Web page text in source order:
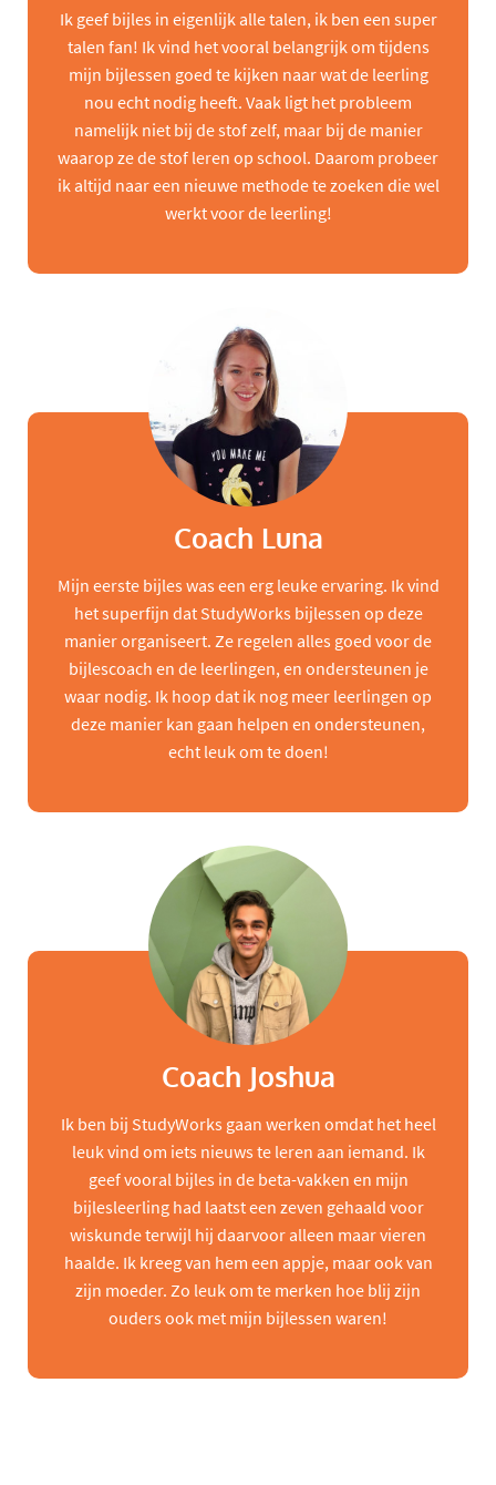
Ik geef bijles in eigenlijk alle talen, ik ben een super
talen fan! Ik vind het vooral belangrijk om tijdens
mijn bijlessen goed te kijken naar wat de leerling
nou echt nodig heeft. Vaak ligt het probleem
namelijk niet bij de stof zelf, maar bij de manier
waarop ze de stof leren op school. Daarom probeer
ik altijd naar een nieuwe methode te zoeken die wel
werkt voor de leerling!
Coach Luna
Mijn eerste bijles was een erg leuke ervaring. Ik vind
het superfijn dat StudyWorks bijlessen op deze
manier organiseert. Ze regelen alles goed voor de
bijlescoach en de leerlingen, en ondersteunen je
waar nodig. Ik hoop dat ik nog meer leerlingen op
deze manier kan gaan helpen en ondersteunen,
echt leuk om te doen!
Coach Joshua
Ik ben bij StudyWorks gaan werken omdat het heel
leuk vind om iets nieuws te leren aan iemand. Ik
geef vooral bijles in de beta-vakken en mijn
bijlesleerling had laatst een zeven gehaald voor
wiskunde terwijl hij daarvoor alleen maar vieren
haalde. Ik kreeg van hem een appje, maar ook van
zijn moeder. Zo leuk om te merken hoe blij zijn
ouders ook met mijn bijlessen waren!